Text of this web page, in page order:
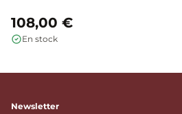
108,00 €
En stock
Newsletter